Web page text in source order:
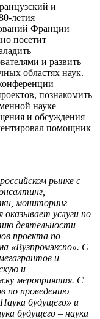
и
летия
Франции
посетит
и развить
областях наук.
–
познакомить
науке
и обсуждения
помощник
рынке с
мониторинг
оказывает услуги по
деятельности
проекта по
«Вузпромэкспо». С
и
и
мероприятия. С
по проведению
будущего» и
будущего – наука